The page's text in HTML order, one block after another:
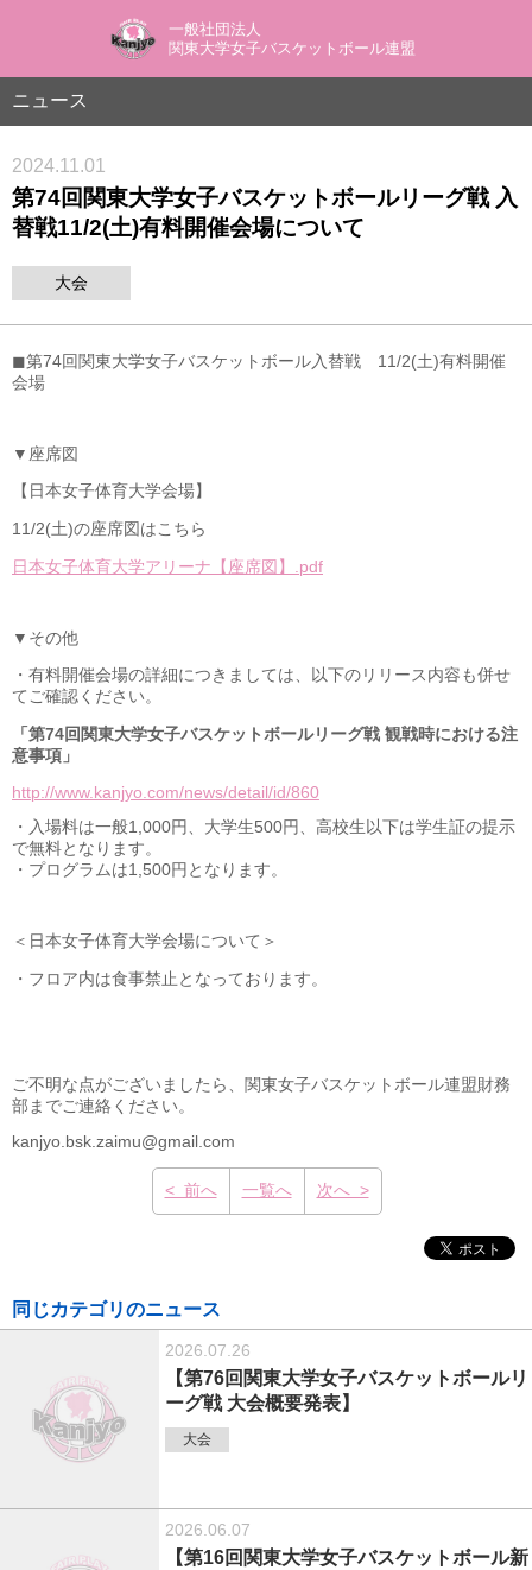
一般社団法人
関東大学女子バスケットボール連盟
ニュース
2024.11.01
第74回関東大学女子バスケットボールリーグ戦 入
替戦11/2(土)有料開催会場について
大会
◼︎第74回関東大学女子バスケットボール入替戦 11/2(土)有料開催
会場
▼座席図
【日本女子体育大学会場】
11/2(土)の座席図はこちら
日本女子体育大学アリーナ【座席図】.pdf
▼その他
・有料開催会場の詳細につきましては、以下のリリース内容も併せ
てご確認ください。
「第74回関東大学女子バスケットボールリーグ戦 観戦時における注
意事項」
http://www.kanjyo.com/news/detail/id/860
・入場料は一般1,000円、大学生500円、高校生以下は学生証の提示
で無料となります。
・プログラムは1,500円となります。
＜日本女子体育大学会場について＞
・フロア内は食事禁止となっております。
ご不明な点がございましたら、関東女子バスケットボール連盟財務
部までご連絡ください。
kanjyo.bsk.zaimu@gmail.com
< 前へ 一覧へ 次へ >
同じカテゴリのニュース
2026.07.26
【第76回関東大学女子バスケットボールリ
ーグ戦 大会概要発表】
大会
2026.06.07
【第16回関東大学女子バスケットボール新